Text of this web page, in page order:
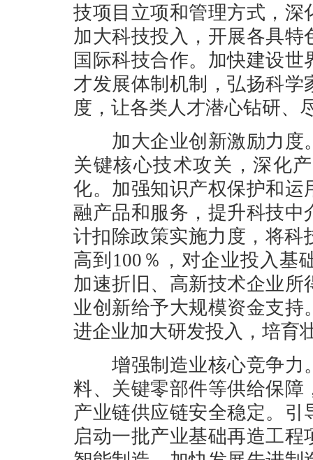
技项目立项和管理方式，
加大科技投入，开展各具
国际科技合作。加快建设
才发展体制机制，弘扬科
度，让各类人才潜心钻研、
加大企业创新激励力度
关键核心技术攻关，深化
化。加强知识产权保护和
融产品和服务，提升科技
计扣除政策实施力度，将科
高到100％，对企业投入基
加速折旧、高新技术企业
业创新给予大规模资金支
进企业加大研发投入，培育
增强制造业核心竞争力
料、关键零部件等供给保
产业链供应链安全稳定。
启动一批产业基础再造工